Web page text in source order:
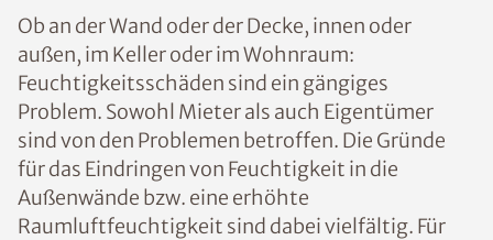
Ob an der Wand oder der Decke, innen oder
außen, im Keller oder im Wohnraum:
Feuchtigkeitsschäden sind ein gängiges
Problem. Sowohl Mieter als auch
Eigentümer sind von den Problemen
betroffen. Die Gründe für das Eindringen
von Feuchtigkeit in die Außenwände bzw.
eine erhöhte Raumluftfeuchtigkeit sind